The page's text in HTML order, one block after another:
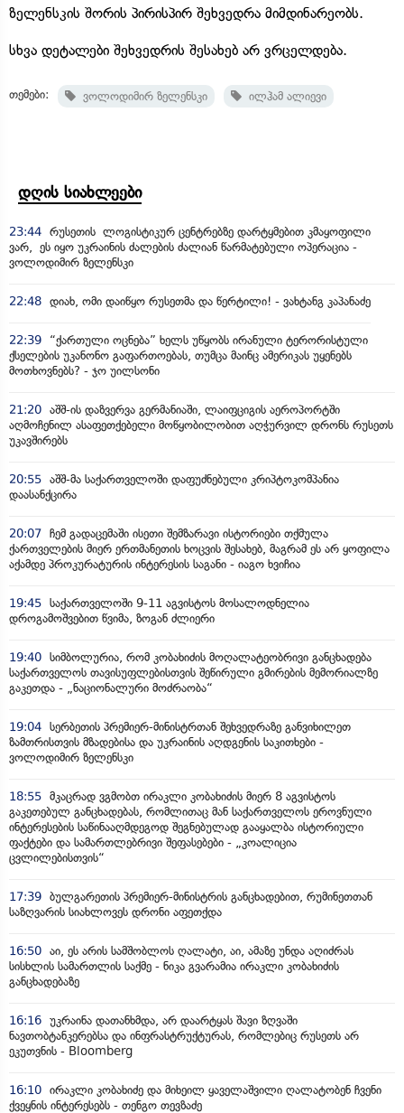
ზელენსკის შორის პირისპირ შეხვედრა მიმდინარეობს.
სხვა დეტალები შეხვედრის შესახებ არ ვრცელდება.
თემები: ვოლოდიმირ ზელენსკი ილჰამ ალიევი
დღის სიახლეები
23:44 რუსეთის ლოგისტიკურ ცენტრებზე დარტყმებით კმაყოფილი
ვარ, ეს იყო უკრაინის ძალების ძალიან წარმატებული ოპერაცია -
ვოლოდიმირ ზელენსკი
22:48 დიახ, ომი დაიწყო რუსეთმა და წერტილი! - ვახტანგ კაპანაძე
22:39
“ქართული ოცნება” ხელს უწყობს ირანული ტერორისტული
ქსელების უკანონო გაფართოებას, თუმცა მაინც ამერიკას უყენებს
მოთხოვნებს? - ჯო უილსონი
21:20 აშშ-ის დაზვერვა გერმანიაში, ლაიფციგის აეროპორტში
აღმოჩენილ ასაფეთქებელი მოწყობილობით აღჭურვილ დრონს რუსეთს
უკავშირებს
20:55 აშშ-მა საქართველოში დაფუძნებული კრიპტოკომპანია
დაასანქცირა
20:07 ჩემ გადაცემაში ისეთი შემზარავი ისტორიები თქმულა
ქართველების მიერ ერთმანეთის ხოცვის შესახებ, მაგრამ ეს არ ყოფილა
აქამდე პროკურატურის ინტერესის საგანი - იაგო ხვიჩია
19:45 საქართველოში 9-11 აგვისტოს მოსალოდნელია
დროგამოშვებით წვიმა, ზოგან ძლიერი
19:40 სიმბოლურია, რომ კობახიძის მოღალატეობრივი განცხადება
საქართველოს თავისუფლებისთვის შეწირული გმირების მემორიალზე
გაკეთდა - „ნაციონალური მოძრაობა“
19:04 სერბეთის პრემიერ-მინისტრთან შეხვედრაზე განვიხილეთ
ზამთრისთვის მზადებისა და უკრაინის აღდგენის საკითხები -
ვოლოდიმირ ზელენსკი
18:55 მკაცრად ვგმობთ ირაკლი კობახიძის მიერ 8 აგვისტოს
გაკეთებულ განცხადებას, რომლითაც მან საქართველოს ეროვნული
ინტერესების საწინააღმდეგოდ შეგნებულად გააყალბა ისტორიული
ფაქტები და სამართლებრივი შეფასებები - „კოალიცია
ცვლილებისთვის“
17:39 ბულგარეთის პრემიერ-მინისტრის განცხადებით, რუმინეთთან
საზღვარის სიახლოვეს დრონი აფეთქდა
16:50 აი, ეს არის სამშობლოს ღალატი, აი, ამაზე უნდა აღიძრას
სისხლის სამართლის საქმე - ნიკა გვარამია ირაკლი კობახიძის
განცხადებაზე
16:16 უკრაინა დათანხმდა, არ დაარტყას შავი ზღვაში
ნავთობტანკერებსა და ინფრასტრუქტურას, რომლებიც რუსეთს არ
ეკუთვნის - Bloomberg
16:10 ირაკლი კობახიძე და მიხეილ ყაველაშვილი ღალატობენ ჩვენი
ქვეყნის ინტერესებს - თენგო თევზაძე